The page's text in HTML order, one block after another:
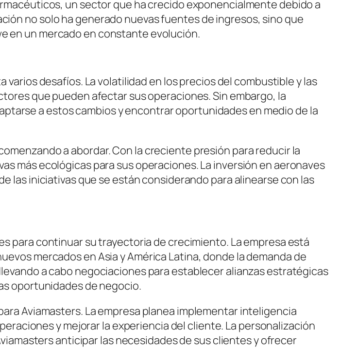
un sector que ha crecido exponencialmente debido a
no solo ha generado nuevas fuentes de ingresos, sino que
en un mercado en constante evolución.
desafíos. La volatilidad en los precios del combustible y las
que pueden afectar sus operaciones. Sin embargo, la
a estos cambios y encontrar oportunidades en medio de la
a abordar. Con la creciente presión para reducir la
más ecológicas para sus operaciones. La inversión en aeronaves
las iniciativas que se están considerando para alinearse con las
para continuar su trayectoria de crecimiento. La empresa está
mercados en Asia y América Latina, donde la demanda de
a cabo negociaciones para establecer alianzas estratégicas
oportunidades de negocio.
Aviamasters. La empresa planea implementar inteligencia
y mejorar la experiencia del cliente. La personalización
anticipar las necesidades de sus clientes y ofrecer